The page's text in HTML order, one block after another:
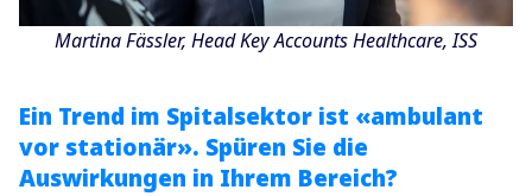
Martina Fässler, Head Key Accounts Healthcare, ISS
Ein Trend im Spitalsektor ist «ambulant
vor stationär». Spüren Sie die
Auswirkungen in Ihrem Bereich?